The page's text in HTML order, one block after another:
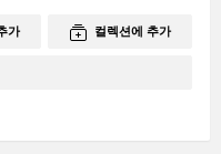
가 컬렉션에 추가